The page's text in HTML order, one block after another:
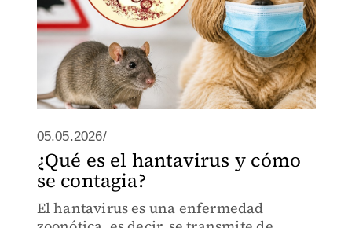
05.05.2026/
¿Qué es el hantavirus y cómo
se contagia?
El hantavirus es una enfermedad